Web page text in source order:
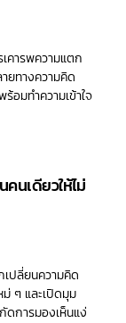
คารพความแตก
ยทางความคิด
อมทำความเข้าใจ
นเดียวให้ไม่
เปลี่ยนความคิด
ม่ ๆ และเปิดมุม
ดการมองเห็นแง่